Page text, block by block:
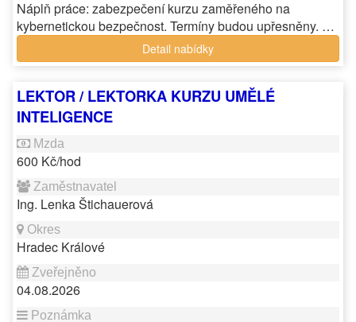
Náplň práce: zabezpečení kurzu zaměřeného na
kybernetickou bezpečnost. Termíny budou upřesněny. …
Detail nabídky
LEKTOR / LEKTORKA KURZU UMĚLÉ
INTELIGENCE
600 Kč/hod
Ing. Lenka Štichauerová
Hradec Králové
04.08.2026